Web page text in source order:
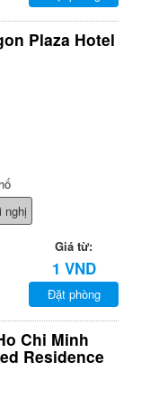
Plaza Hotel
nghị
Giá từ:
1 VND
Đặt phòng
Chi Minh
Residence